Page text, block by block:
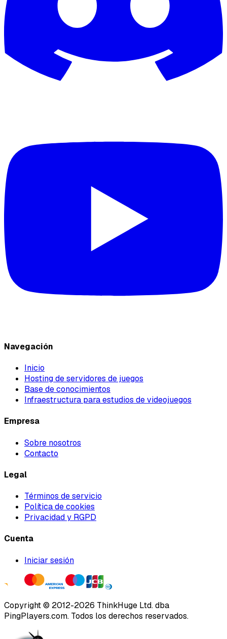
Navegación
Inicio
Hosting de servidores de juegos
Base de conocimientos
Infraestructura para estudios de videojuegos
Empresa
Sobre nosotros
Contacto
Legal
Términos de servicio
Política de cookies
Privacidad y RGPD
Cuenta
Iniciar sesión
Copyright © 2012-2026 ThinkHuge Ltd.dba
PingPlayers.com. Todos los derechos reservados.